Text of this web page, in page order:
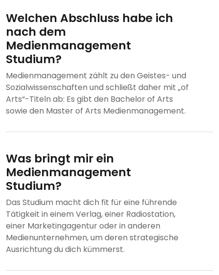
Welchen Abschluss habe ich
nach dem
Medienmanagement
Studium?
Medienmanagement zählt zu den Geistes- und
Sozialwissenschaften und schließt daher mit „of
Arts“-Titeln ab: Es gibt den Bachelor of Arts
sowie den Master of Arts Medienmanagement.
Was bringt mir ein
Medienmanagement
Studium?
Das Studium macht dich fit für eine führende
Tätigkeit in einem Verlag, einer Radiostation,
einer Marketingagentur oder in anderen
Medienunternehmen, um deren strategische
Ausrichtung du dich kümmerst.